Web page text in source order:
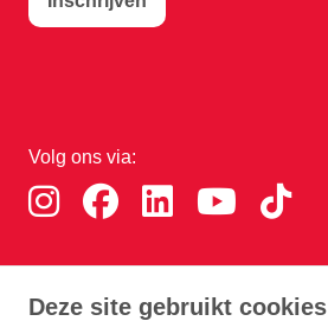
Deze site gebruikt cookies
Volg ons via:
Download de RTHA app: